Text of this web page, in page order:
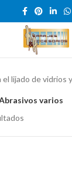
lijado de vidrios
varios